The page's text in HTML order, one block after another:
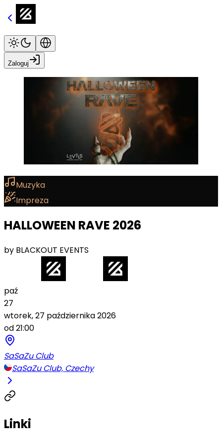
Zaloguj
Muzyka
Impreza
HALLOWEEN RAVE 2026
by BLACKOUT EVENTS
paź
27
wtorek, 27 października 2026
od 21:00
SaSaZu Club
SaSaZu Club, Czechy
Linki